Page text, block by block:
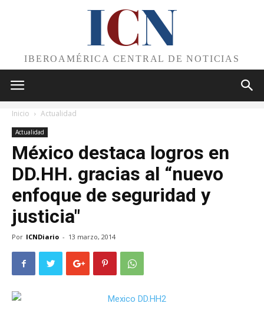
ICN
IBEROAMÉRICA CENTRAL DE NOTICIAS
Inicio Actualidad
Actualidad
México destaca logros en
DD.HH. gracias al “nuevo
enfoque de seguridad y
justicia"
Por ICNDiario - 13 marzo, 2014